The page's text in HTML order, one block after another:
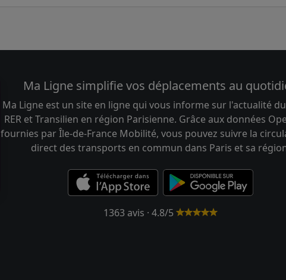
Ma Ligne simplifie vos déplacements au
Ma Ligne est un site en ligne qui vous informe sur l'actualité
RER et Transilien en région Parisienne. Grâce aux données
fournies par Île-de-France Mobilité, vous pouvez suivre la
direct des transports en commun dans Paris et sa
1363 avis · 4.8/5